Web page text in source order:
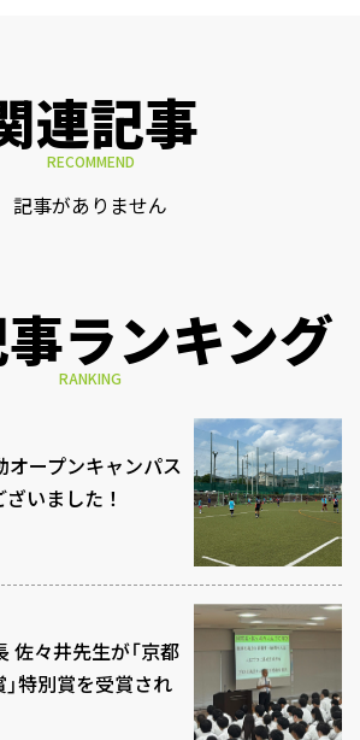
連記事
RECOMMEND
記事がありません
ランキング
RANKING
オープンキャンパス
いました！
佐々井先生が「京都
特別賞を受賞され